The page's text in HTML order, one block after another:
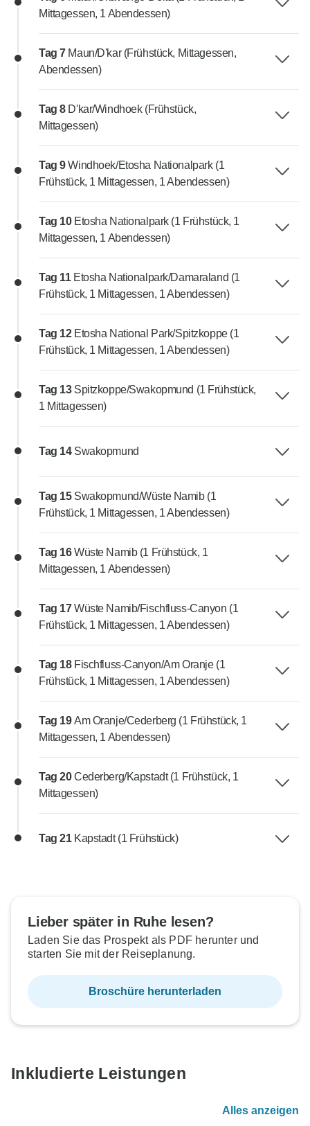
Mittagessen, 1 Abendessen)
Tag 7 Maun/D'kar (Frühstück, Mittagessen,
Abendessen)
Tag 8 D'kar/Windhoek (Frühstück,
Mittagessen)
Tag 9Windhoek/Etosha Nationalpark (1
Frühstück, 1 Mittagessen, 1 Abendessen)
Tag 10 Etosha Nationalpark (1 Frühstück, 1
Mittagessen, 1 Abendessen)
Tag 11 Etosha Nationalpark/Damaraland (1
Frühstück, 1 Mittagessen, 1 Abendessen)
Tag 12 Etosha National Park/Spitzkoppe (1
Frühstück, 1 Mittagessen, 1 Abendessen)
Tag 13 Spitzkoppe/Swakopmund (1 Frühstück,
1 Mittagessen)
Tag 14 Swakopmund
Tag 15 Swakopmund/Wüste Namib (1
Frühstück, 1 Mittagessen, 1 Abendessen)
Tag 16Wüste Namib (1 Frühstück, 1
Mittagessen, 1 Abendessen)
Tag 17Wüste Namib/Fischfluss-Canyon (1
Frühstück, 1 Mittagessen, 1 Abendessen)
Tag 18 Fischfluss-Canyon/Am Oranje (1
Frühstück, 1 Mittagessen, 1 Abendessen)
Tag 19Am Oranje/Cederberg (1 Frühstück, 1
Mittagessen, 1 Abendessen)
Tag 20Cederberg/Kapstadt (1 Frühstück, 1
Mittagessen)
Tag 21 Kapstadt (1 Frühstück)
Lieber später in Ruhe lesen?
Laden Sie das Prospekt als PDF herunter und
starten Sie mit der Reiseplanung.
Broschüre herunterladen
Inkludierte Leistungen
Alles anzeigen